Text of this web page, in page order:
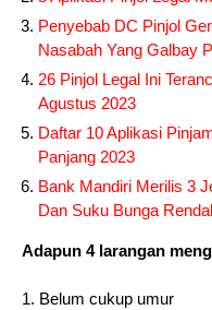
Penyebab DC Pinjol
Nasabah Yang Galbay
26 Pinjol Legal Ini
Agustus 2023
Daftar 10 Aplikasi
Panjang 2023
Bank Mandiri Merilis 3
Dan Suku Bunga
Adapun 4 larangan
1. Belum cukup umur